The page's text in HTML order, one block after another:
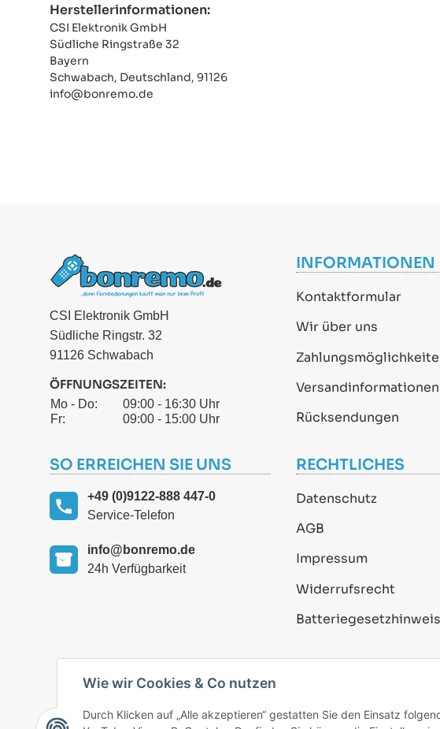
Herstellerinformationen:
CSI Elektronik GmbH
Südliche Ringstraße 32
Bayern
Schwabach, Deutschland, 91126
info@bonremo.de
CSI Elektronik GmbH
Südliche Ringstr. 32
91126 Schwabach
ÖFFNUNGSZEITEN:
Mo - Do:
09:00 - 16:30 Uhr
Fr:
09:00 - 15:00 Uhr
INFORMATIONEN
Kontaktformular
Wir über uns
Versandinformationen
Rücksendungen
SO ERREICHEN SIE UNS
+49 (0)9122-888 447-0
Service-Telefon
info@bonremo.de
24h Verfügbarkeit
RECHTLICHES
Datenschutz
AGB
Impressum
Widerrufsrecht
* Alle
Wie wir Cookies & Co nutzen
Durch Klicken auf „Alle akzeptieren“ gestatten Sie den Einsatz